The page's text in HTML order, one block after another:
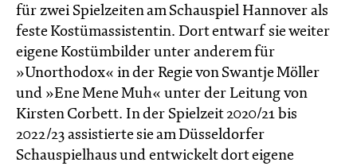
für zwei Spielzeiten am Schauspiel Hannover als
feste Kostümassistentin. Dort entwarf sie weiter
eigene Kostümbilder unter anderem für
»Unorthodox« in der Regie von Swantje Möller
und »Ene Mene Muh« unter der Leitung von
Kirsten Corbett. In der Spielzeit 2020/21 bis
2022/23 assistierte sie am Düsseldorfer
Schauspielhaus und entwickelt dort eigene